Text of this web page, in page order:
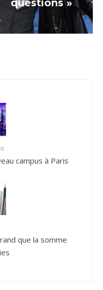
questions »
campus à Paris
que la somme